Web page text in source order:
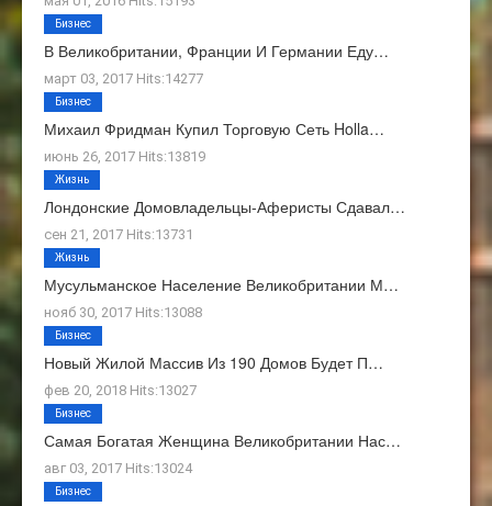
В Великобритании, Франции И Германии Еду…
март 03, 2017 Hits:14277
Бизнес
Михаил Фридман Купил Торговую Сеть Holla…
июнь 26, 2017 Hits:13819
Бизнес
Лондонские Домовладельцы-Аферисты Сдавал…
сен 21, 2017 Hits:13731
Жизнь
Мусульманское Население Великобритании М…
нояб 30, 2017 Hits:13088
Жизнь
Новый Жилой Массив Из 190 Домов Будет П…
фев 20, 2018 Hits:13027
Бизнес
Самая Богатая Женщина Великобритании Нас…
авг 03, 2017 Hits:13024
Бизнес
Бизнес